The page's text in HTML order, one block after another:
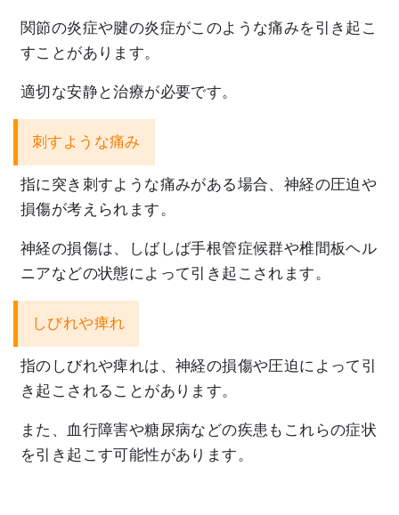
関節の炎症や腱の炎症がこのような痛みを引き起こ
すことがありま す。
適切な安静と治療が必要です。
刺すような痛み
指に突き刺すような痛みがある場合、 神経の圧迫や
損傷が考えられます。
神経の損傷は、
しばしば手根管症候群や椎間板ヘル
ニアなどの状態によって引き起 こされます。
しびれや痺れ
指のしびれや痺れは、 神経の損傷や圧迫によって引
き起こされることがあります。
また、 血行障害や糖尿病などの疾患もこれらの症状
を引き起こす可能性があります。